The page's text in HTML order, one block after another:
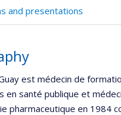
and presentations
est médecin de
en santé publique et
pharmaceutique en 1984